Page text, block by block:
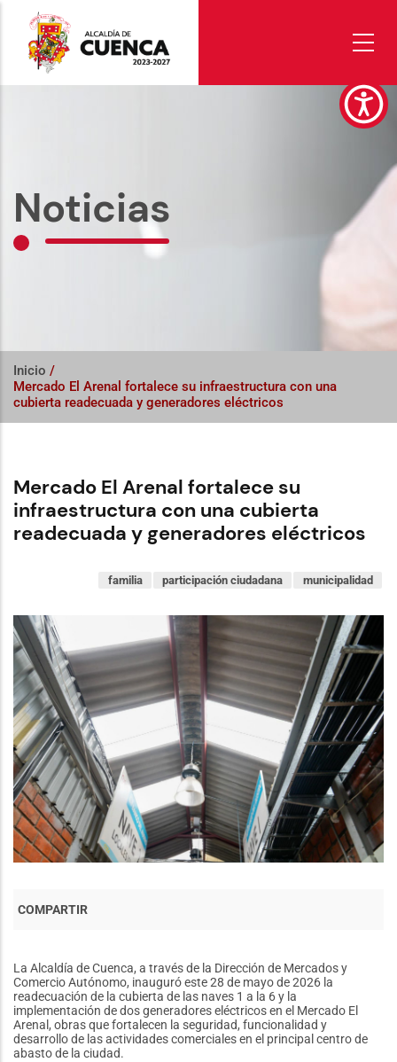
contenido
principal
Noticias
Inicio /
Mercado El Arenal fortalece su infraestructura con una
cubierta readecuada y generadores eléctricos
Mercado El Arenal fortalece su
infraestructura con una cubierta
readecuada y generadores eléctricos
municipalidad
participación ciudadana
familia
La Alcaldía de Cuenca, a través de la Dirección de Mercados y
Comercio Autónomo, inauguró este 28 de mayo de 2026 la
readecuación de la cubierta de las naves 1 a la 6 y la
implementación de dos generadores eléctricos en el Mercado El
Arenal, obras que fortalecen la seguridad, funcionalidad y
desarrollo de las actividades comerciales en el principal centro de
abasto de la ciudad.